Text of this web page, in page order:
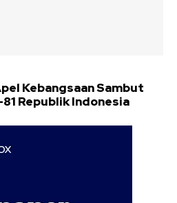
Kebangsaan Sambut
Republik Indonesia